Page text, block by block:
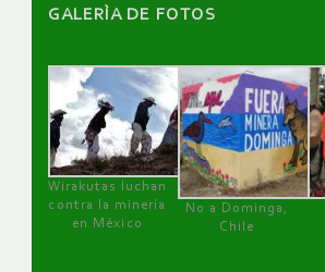
GALERÌA DE FOTOS
Wirakutas luchan
contra la minería
en México
No a Dominga,
Chile